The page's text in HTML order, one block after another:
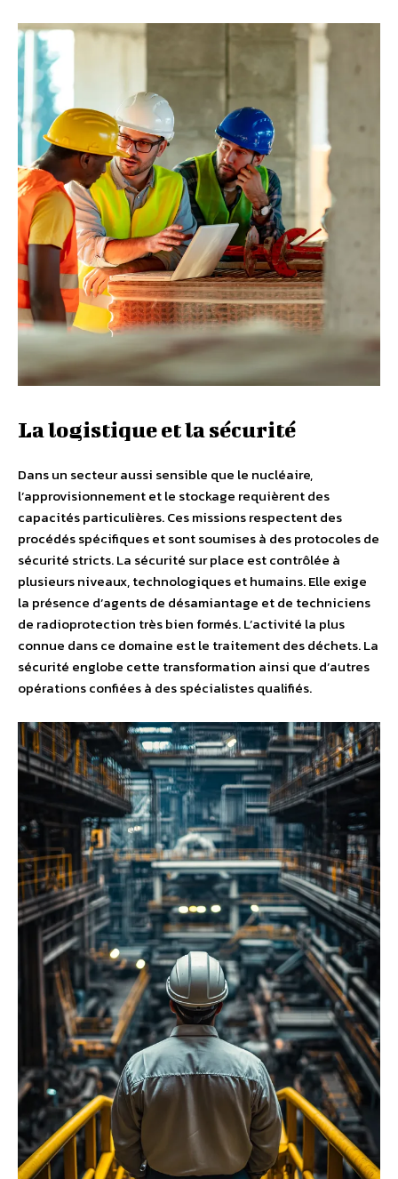
La logistique et la sécurité
Dans un secteur aussi sensible que le nucléaire,
l’approvisionnement et le stockage requièrent des
capacités particulières. Ces missions respectent des
procédés spécifiques et sont soumises à des protocoles de
sécurité stricts. La sécurité sur place est contrôlée à
plusieurs niveaux, technologiques et humains. Elle exige
la présence d’agents de désamiantage et de techniciens
de radioprotection très bien formés. L’activité la plus
connue dans ce domaine est le traitement des déchets. La
sécurité englobe cette transformation ainsi que d’autres
opérations confiées à des spécialistes qualifiés.